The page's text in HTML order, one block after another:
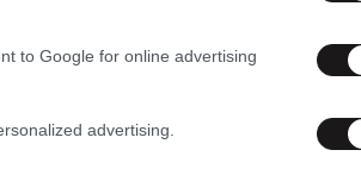
to Google for online advertising
advertising.